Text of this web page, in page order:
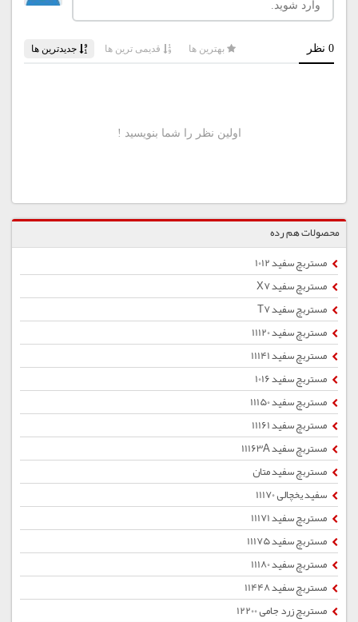
محصولات هم رده
مستربچ سفید 1012
مستربچ سفید X7
مستربچ سفید T7
مستربچ سفید 11120
مستربچ سفید 11141
مستربچ سفید 1016
مستربچ سفید 11150
مستربچ سفید 11161
مستربچ سفید 11163A
مستربچ سفید متان
سفید یخچالی 11170
مستربچ سفید 11171
مستربچ سفید 11175
مستربچ سفید 11180
مستربچ سفید 11448
مستربچ زرد جامی 12200